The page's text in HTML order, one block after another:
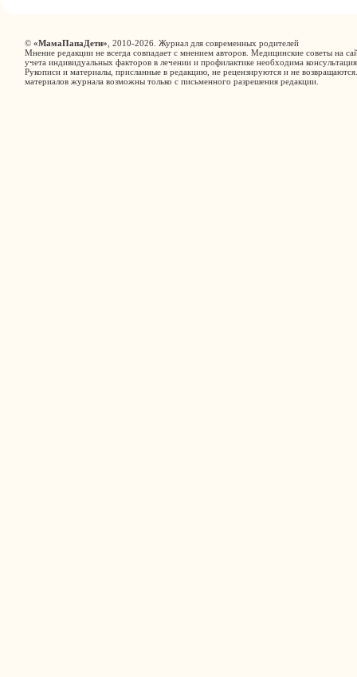
© «МамаПапаДети» , 2010-2026. Журнал для современных родителей
Мнение редакции не всегда совпадает с мнением авторов. Медицинские советы на
учета индивидуальных факторов в лечении и профилактике необходима
Рукописи и материалы, присланные в редакцию, не рецензируются и не
материалов журнала возможны только с письменного разрешения редакции.